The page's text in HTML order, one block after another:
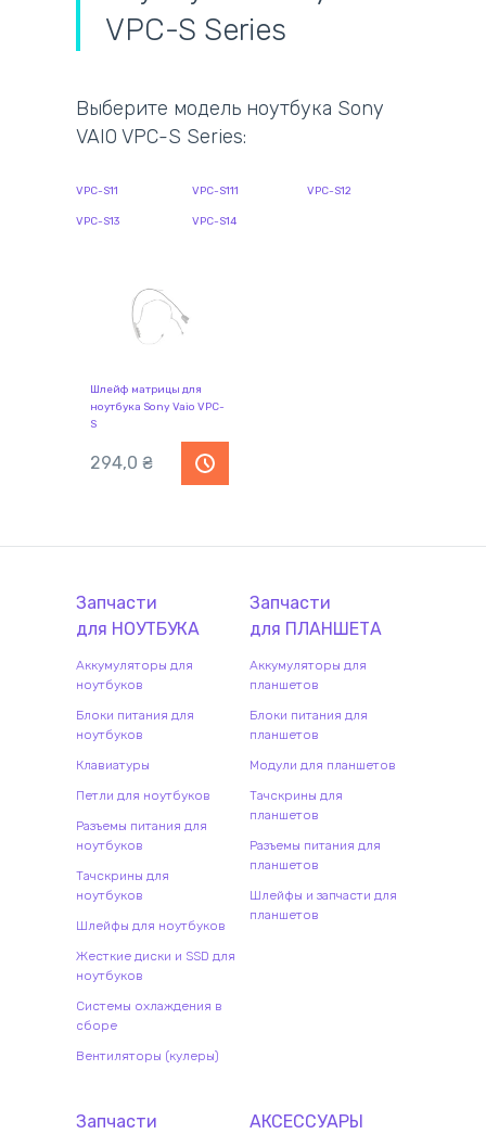
VPC-S Series
Выберите модель ноутбука Sony
VAIO VPC-S Series:
VPC-S11 VPC-S111 VPC-S12
VPC-S13 VPC-S14
Шлейф матрицы для
ноутбука Sony Vaio VPC-
S
294,0 ₴
Запчасти
для НОУТБУКА
Аккумуляторы для
ноутбуков
Блоки питания для
ноутбуков
Клавиатуры
Петли для ноутбуков
Разъемы питания для
ноутбуков
Тачскрины для
ноутбуков
Шлейфы для ноутбуков
Жесткие диски и SSD для
ноутбуков
Системы охлаждения в
сборе
Вентиляторы (кулеры)
Запчасти
для ПЛАНШЕТА
Аккумуляторы для
планшетов
Блоки питания для
планшетов
Модули для планшетов
Тачскрины для
планшетов
Разъемы питания для
планшетов
Шлейфы и запчасти для
планшетов
Запчасти
АКСЕССУАРЫ